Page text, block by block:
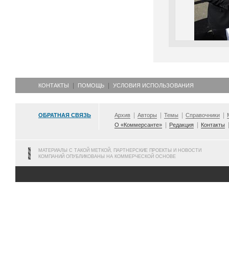
КОНТАКТЫ ПОМОЩЬ УСЛОВИЯ ИСПОЛЬЗОВАНИЯ
ОБРАТНАЯ СВЯЗЬ Архив Авторы Темы Справочники
О «Коммерсанте»
Редакция Контакты
МАТЕРИАЛЫ С ТАКОЙ МЕТКОЙ, ПАРТНЕРСКИЕ ПРОЕКТЫ И НОВОСТИ
КОМПАНИЙ ОПУБЛИКОВАНЫ НА КОММЕРЧЕСКОЙ ОСНОВЕ